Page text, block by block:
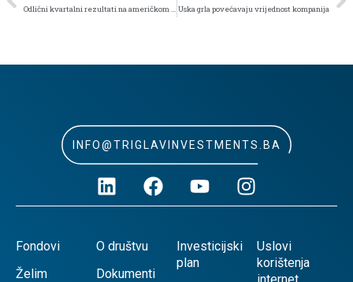
Odlični kvartalni rezultati na američkom tržištu kapitala Uska grla povećavaju vrijednost kompanija
INFO@TRIGLAVINVESTMENTS.BA
Fondovi
Želim
O društvu
Dokumenti
Investicijski
plan
Uslovi
korištenja